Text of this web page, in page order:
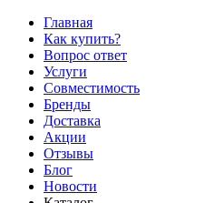
Главная
Как купить?
Вопрос ответ
Услуги
Совместимость
Бренды
Доставка
Акции
Отзывы
Блог
Новости